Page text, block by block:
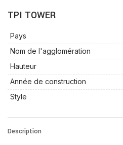
TPI TOWER
Pays
Nom de l'agglomération
Hauteur
Année de construction
Style
Description